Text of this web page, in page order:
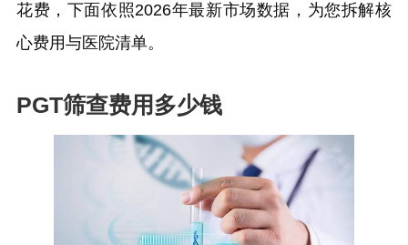
花费，下面依照2026年最新市场数据，为您拆解核
心费用与医院清单。
PGT筛查费用多少钱